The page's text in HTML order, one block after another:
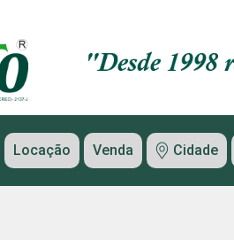
Locação Venda Cidade